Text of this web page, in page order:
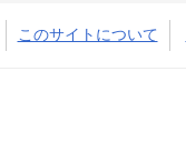
このサイトについて